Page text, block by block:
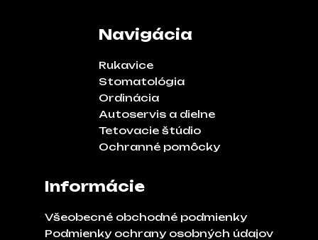
Navigácia
Rukavice
Stomatológia
Ordinácia
Autoservis a dielne
Tetovacie štúdio
Ochranné pomôcky
Informácie
Všeobecné obchodné podmienky
Podmienky ochrany osobných údajov